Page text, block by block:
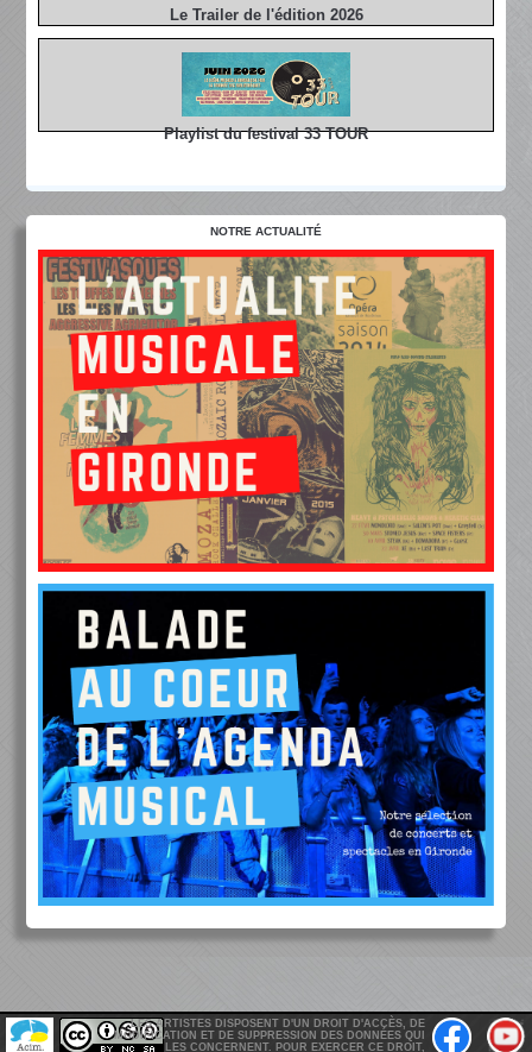
Le Trailer de l'édition 2026
Playlist du festival 33 TOUR
NOTRE ACTUALITÉ
LES ARTISTES DISPOSENT D'UN DROIT D'ACCÈS, DE
MODIFICATION ET DE SUPPRESSION DES DONNÉES QUI
LES CONCERNENT. POUR EXERCER CE DROIT,